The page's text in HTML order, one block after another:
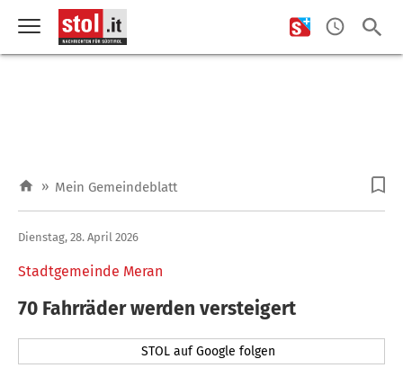
» Mein Gemeindeblatt
Stadtgemeinde Meran
Dienstag, 28. April 2026
70 Fahrräder werden versteigert
STOL auf Google folgen